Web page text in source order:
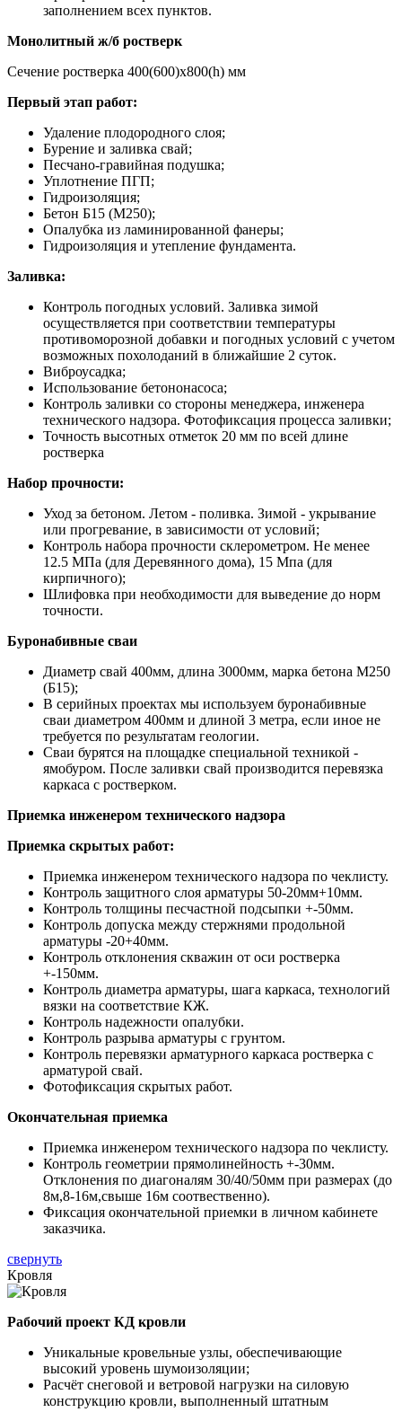
заполнением всех пунктов.
Монолитный ж/б ростверк
Сечение ростверка 400(600)х800(h) мм
Первый этап работ:
Удаление плодородного слоя;
Бурение и заливка свай;
Песчано-гравийная подушка;
Уплотнение ПГП;
Гидроизоляция;
Бетон Б15 (М250);
Опалубка из ламинированной фанеры;
Гидроизоляция и утепление фундамента.
Заливка:
Контроль погодных условий. Заливка зимой
осуществляется при соответствии температуры
противоморозной добавки и погодных условий с учетом
возможных похолоданий в ближайшие 2 суток.
Виброусадка;
Использование бетононасоса;
Контроль заливки со стороны менеджера, инженера
технического надзора. Фотофиксация процесса заливки;
Точность высотных отметок 20 мм по всей длине
ростверка
Набор прочности:
Уход за бетоном. Летом - поливка. Зимой - укрывание
или прогревание, в зависимости от условий;
Контроль набора прочности склерометром. Не менее
12.5 МПа (для Деревянного дома), 15 Мпа (для
кирпичного);
Шлифовка при необходимости для выведение до норм
точности.
Буронабивные сваи
Диаметр свай 400мм, длина 3000мм, марка бетона М250
(Б15);
В серийных проектах мы используем буронабивные
сваи диаметром 400мм и длиной 3 метра, если иное не
требуется по результатам геологии.
Сваи бурятся на площадке специальной техникой -
ямобуром. После заливки свай производится перевязка
каркаса с ростверком.
Приемка инженером технического надзора
Приемка скрытых работ:
Приемка инженером технического надзора по чеклисту.
Контроль защитного слоя арматуры 50-20мм+10мм.
Контроль толщины песчастной подсыпки +-50мм.
Контроль допуска между стержнями продольной
арматуры -20+40мм.
Контроль отклонения скважин от оси ростверка
+-150мм.
Контроль диаметра арматуры, шага каркаса, технологий
вязки на соответствие КЖ.
Контроль надежности опалубки.
Контроль разрыва арматуры с грунтом.
Контроль перевязки арматурного каркаса ростверка с
арматурой свай.
Фотофиксация скрытых работ.
Окончательная приемка
Приемка инженером технического надзора по чеклисту.
Контроль геометрии прямолинейность +-30мм.
Отклонения по диагоналям 30/40/50мм при размерах (до
8м,8-16м,свыше 16м соотвественно).
Фиксация окончательной приемки в личном кабинете
заказчика.
свернуть
Кровля
Рабочий проект КД кровли
Уникальные кровельные узлы, обеспечивающие
высокий уровень шумоизоляции;
Расчёт снеговой и ветровой нагрузки на силовую
конструкцию кровли, выполненный штатным